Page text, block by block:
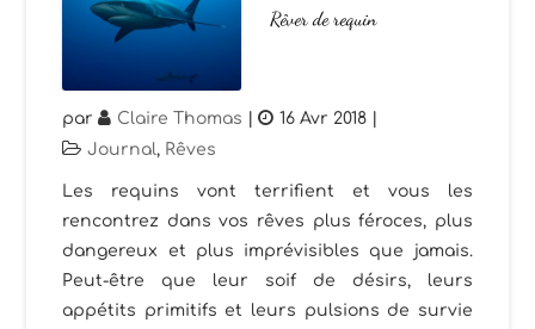
Rêver de requin
par Claire Thomas | 16 Avr 2018 |
Journal, Rêves
Les requins vont terrifient et vous les
rencontrez dans vos rêves plus féroces, plus
dangereux et plus imprévisibles que jamais.
Peut-être que leur soif de désirs, leurs
appétits primitifs et leurs pulsions de survie